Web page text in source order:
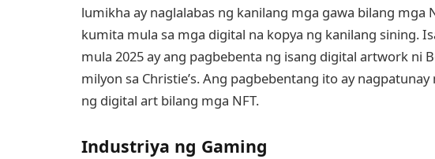
lumikha ay naglalabas ng kanilang mga gawa bilang mga
kumita mula sa mga digital na kopya ng kanilang sining.
mula 2025 ay ang pagbebenta ng isang digital artwork ni
milyon sa Christie’s. Ang pagbebentang ito ay
ng digital art bilang mga NFT.
Industriya ng Gaming